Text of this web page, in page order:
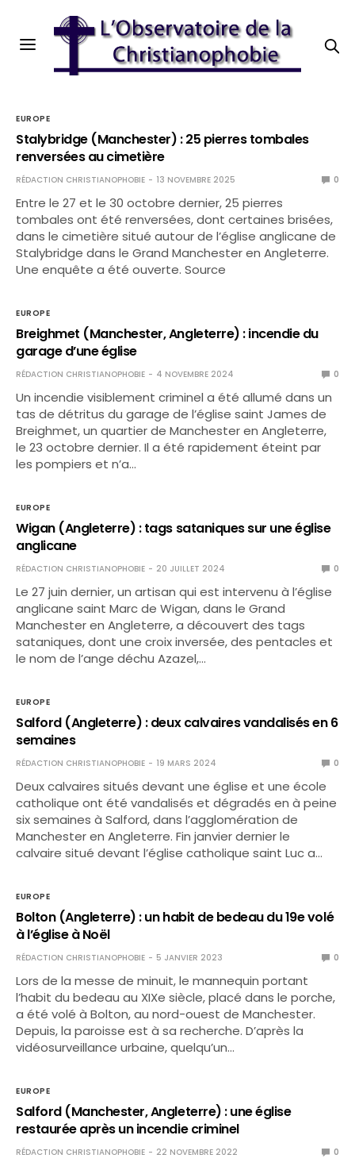
EUROPE
Stalybridge (Manchester) : 25 pierres tombales
renversées au cimetière
RÉDACTION CHRISTIANOPHOBIE 13 NOVEMBRE 2025 0
Entre le 27 et le 30 octobre dernier, 25 pierres
tombales ont été renversées, dont certaines brisées,
dans le cimetière situé autour de l’église anglicane de
Stalybridge dans le Grand Manchester en Angleterre.
Une enquête a été ouverte. Source
EUROPE
Breighmet (Manchester, Angleterre) : incendie du
garage d’une église
RÉDACTION CHRISTIANOPHOBIE 4 NOVEMBRE 2024 0
Un incendie visiblement criminel a été allumé dans un
tas de détritus du garage de l’église saint James de
Breighmet, un quartier de Manchester en Angleterre,
le 23 octobre dernier. Il a été rapidement éteint par
les pompiers et n’a…
EUROPE
Wigan (Angleterre) : tags sataniques sur une église
anglicane
RÉDACTION CHRISTIANOPHOBIE 20 JUILLET 2024 0
Le 27 juin dernier, un artisan qui est intervenu à l’église
anglicane saint Marc de Wigan, dans le Grand
Manchester en Angleterre, a découvert des tags
sataniques, dont une croix inversée, des pentacles et
le nom de l’ange déchu Azazel,…
EUROPE
Salford (Angleterre) : deux calvaires vandalisés en 6
semaines
RÉDACTION CHRISTIANOPHOBIE 19 MARS 2024 0
Deux calvaires situés devant une église et une école
catholique ont été vandalisés et dégradés en à peine
six semaines à Salford, dans l’agglomération de
Manchester en Angleterre. Fin janvier dernier le
calvaire situé devant l’église catholique saint Luc a…
EUROPE
Bolton (Angleterre) : un habit de bedeau du 19e volé
à l’église à Noël
RÉDACTION CHRISTIANOPHOBIE 5 JANVIER 2023 0
Lors de la messe de minuit, le mannequin portant
l’habit du bedeau au XIXe siècle, placé dans le porche,
a été volé à Bolton, au nord-ouest de Manchester.
Depuis, la paroisse est à sa recherche. D’après la
vidéosurveillance urbaine, quelqu’un…
EUROPE
Salford (Manchester, Angleterre) : une église
restaurée après un incendie criminel
RÉDACTION CHRISTIANOPHOBIE 22 NOVEMBRE 2022 0